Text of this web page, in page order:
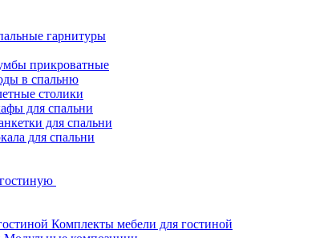
гарнитуры
прикроватные
в спальню
столики
для спальни
для спальни
для спальни
Комплекты мебели для гостиной